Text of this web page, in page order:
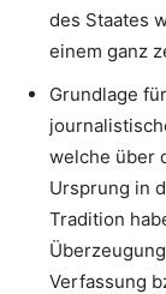
des Staates
einem ganz
Grundlage
welche über
Ursprung in
Tradition
Verfassung